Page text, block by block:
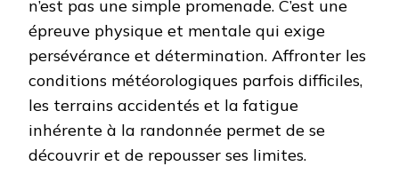
n’est pas une simple promenade. C’est une
épreuve physique et mentale qui exige
persévérance et détermination. Affronter les
conditions météorologiques parfois difficiles,
les terrains accidentés et la fatigue
inhérente à la randonnée permet de se
découvrir et de repousser ses limites.